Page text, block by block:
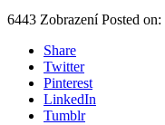
6443 Zobrazení Posted on:
Share
Twitter
Pinterest
LinkedIn
Tumblr